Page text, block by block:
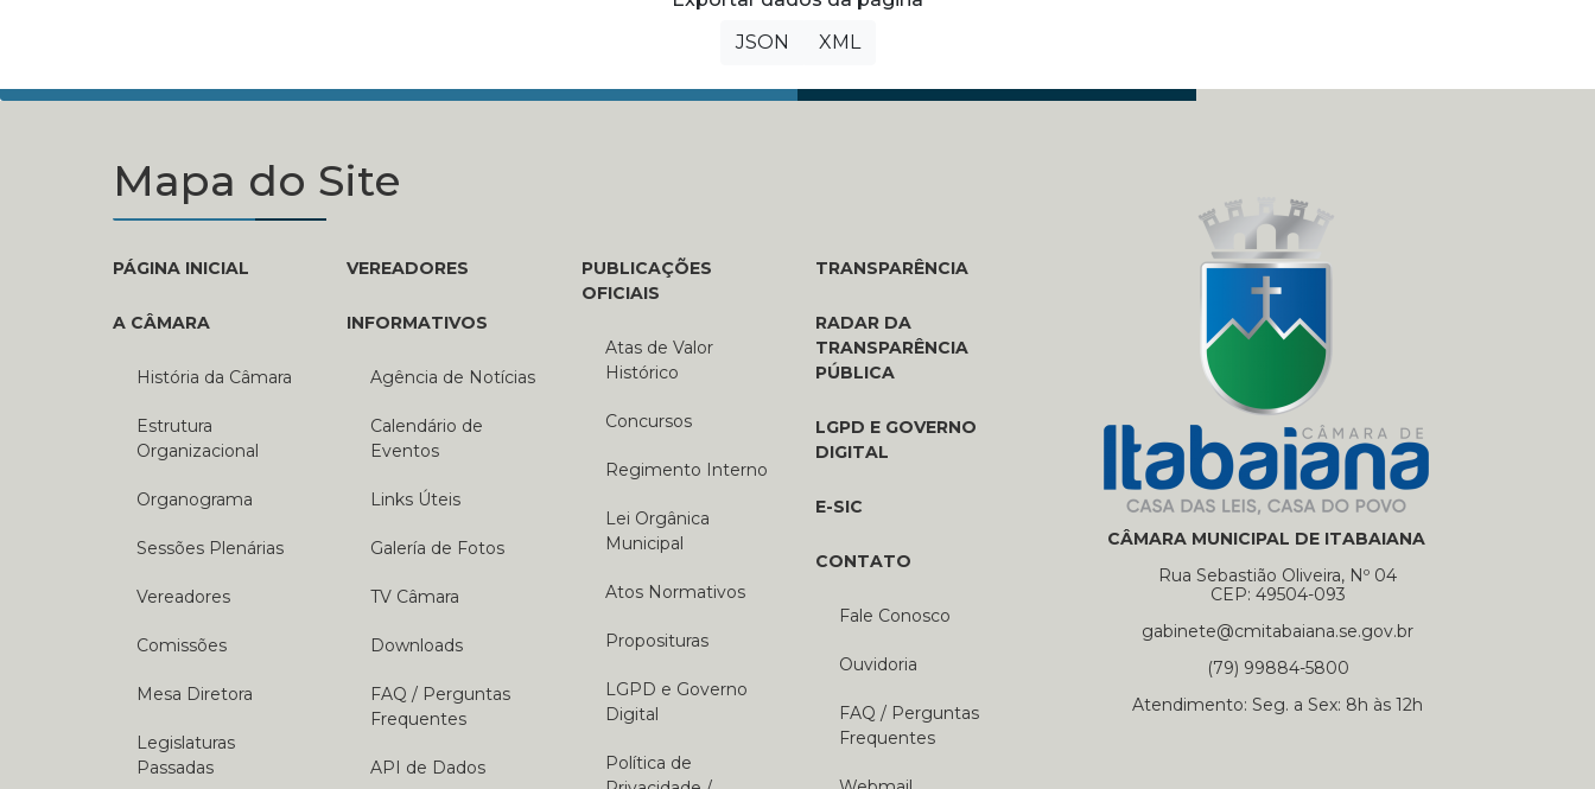
JSON
XML
Mapa do Site
PÁGINA INICIAL
A CÂMARA
História da Câmara
Estrutura
Organizacional
Organograma
Sessões Plenárias
Vereadores
Comissões
Mesa Diretora
Legislaturas
Passadas
VEREADORES
INFORMATIVOS
Agência de Notícias
Calendário de
Eventos
Links Úteis
Galería de Fotos
TV Câmara
Downloads
FAQ / Perguntas
Frequentes
API de Dados
PUBLICAÇÕES
OFICIAIS
Atas de Valor
Histórico
Concursos
Regimento Interno
Lei Orgânica
Municipal
Atos Normativos
Proposituras
LGPD e Governo
Digital
Política de
TRANSPARÊNCIA
RADAR DA
TRANSPARÊNCIA
PÚBLICA
LGPD E GOVERNO
DIGITAL
E-SIC
CONTATO
Fale Conosco
Ouvidoria
FAQ / Perguntas
Frequentes
CÂMARA MUNICIPAL DE ITABAIANA
Rua Sebastião Oliveira, Nº 04
CEP: 49504-093
gabinete@cmitabaiana.se.gov.br
(79) 99884-5800
Atendimento: Seg. a Sex: 8h às 12h